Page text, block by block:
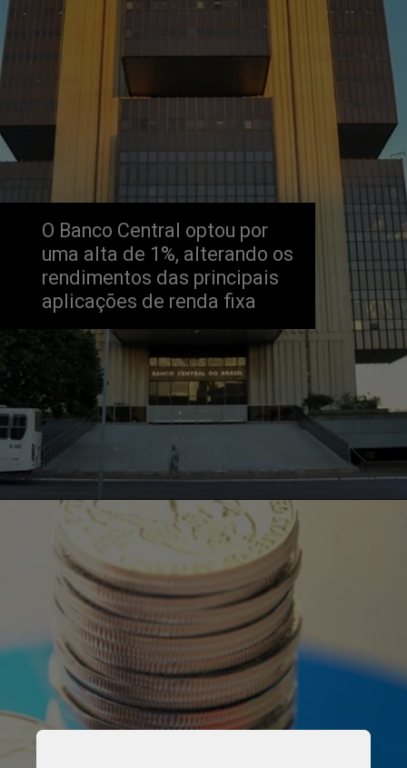
O Banco Central optou por
uma alta de 1%, alterando os
rendimentos das principais
aplicações de renda fixa